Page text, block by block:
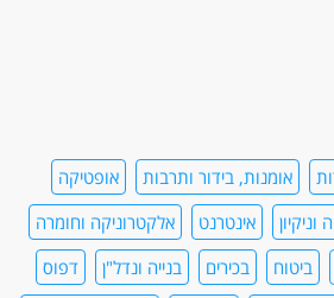
אומנות, בידור ותרבות
אופטיקה
וניקיון אינטרנט
אלקטרוניקה וחומרה
ביטוח בכירים בנייה ונדל"ן
דפוס